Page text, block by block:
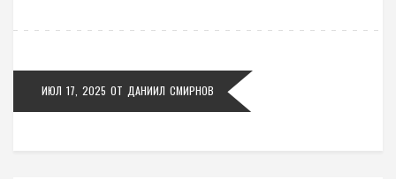
ИЮЛ 17, 2025 ОТ ДАНИИЛ СМИРНОВ